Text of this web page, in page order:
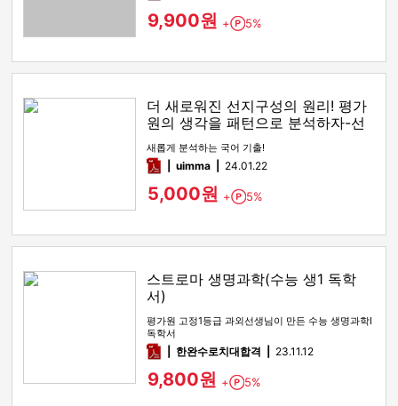
9,900원 + Point
5%
더 새로워진 선지구성의 원리! 평가
원의 생각을 패턴으로 분석하자-선
지구성의 원리
새롭게 분석하는 국어 기출!
pdfuimma 24.01.22
5,000원 + Point
5%
스트로마 생명과학(수능 생1 독학
서)
평가원 고정1등급 과외선생님이 만든 수능 생명과학I
독학서
pdf한완수로치대합격 23.11.12
9,800원 + Point
5%